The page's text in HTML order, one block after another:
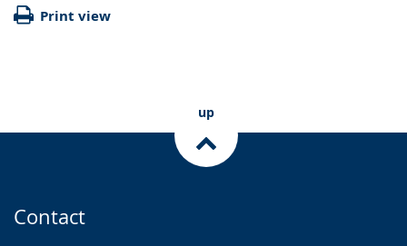
Print view
up
Contact